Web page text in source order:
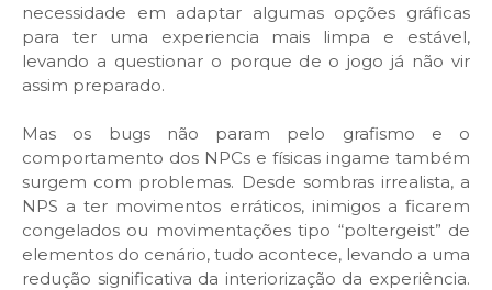
necessidade em adaptar algumas opções gráficas
para ter uma experiencia mais limpa e estável,
levando a questionar o porque de o jogo já não vir
assim preparado.
Mas os bugs não param pelo grafismo e o
comportamento dos NPCs e físicas ingame também
surgem com problemas. Desde sombras irrealista, a
NPS a ter movimentos erráticos, inimigos a ficarem
congelados ou movimentações tipo “poltergeist” de
elementos do cenário, tudo acontece, levando a uma
redução significativa da interiorização da experiência.